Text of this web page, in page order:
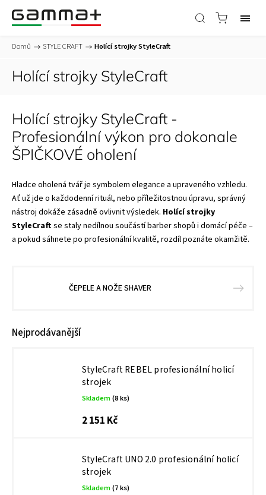
Domů / STYLE CRAFT / Holící strojky StyleCraft
Holící strojky StyleCraft
Holící strojky StyleCraft -
Profesionální výkon pro dokonale
ŠPIČKOVÉ oholení
Hladce oholená tvář je symbolem elegance a upraveného vzhledu.
Ať už jde o každodenní rituál, nebo příležitostnou úpravu, správný
nástroj dokáže zásadně ovlivnit výsledek. Holící strojky
StyleCraftse staly nedílnou součástí barber shopů i domácí péče –
a pokud sáhnete po profesionální kvalitě, rozdíl poznáte okamžitě.
ČEPELE A NOŽE SHAVER
Nejprodávanější
StyleCraft REBEL profesionální holicí
strojek
Skladem(8 ks)
2 151 Kč
StyleCraft UNO 2.0 profesionální holicí
strojek
Skladem(7 ks)